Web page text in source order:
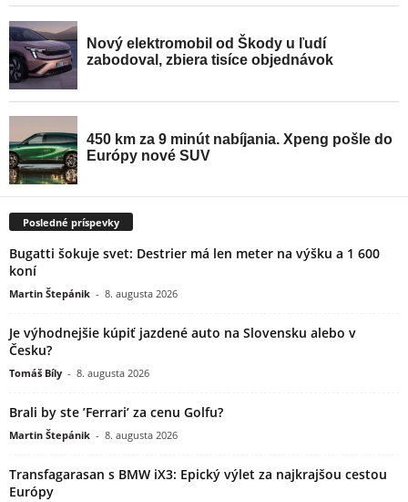
Posledné príspevky
Bugatti šokuje svet: Destrier má len meter na výšku a 1 600
koní
Martin Štepánik - 8. augusta 2026
Je výhodnejšie kúpiť jazdené auto na Slovensku alebo v
Česku?
Tomáš Bíly - 8. augusta 2026
Brali by ste ’Ferrari’ za cenu Golfu?
Martin Štepánik - 8. augusta 2026
Transfagarasan s BMW iX3: Epický výlet za najkrajšou cestou
Európy